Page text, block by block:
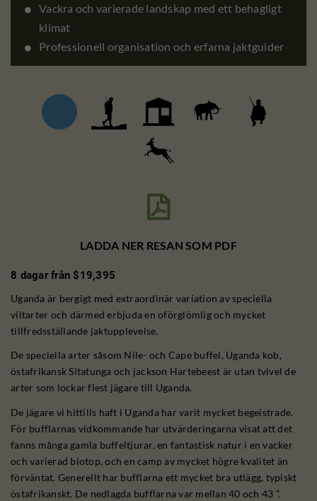
Vackra och varierade landskap med ett behagligt
klimat
Professionell organisation och erfarna jaktguider

LADDA NER RESAN SOM PDF
8 dagar från $19,395
Uganda är bergigt med extraordinär variation av speciella
viltarter och därmed erbjuda en oförglömlig och mycket
tillfredsställande jaktupplevelse.
De speciella arter såsom Nile- och Cape buffel, Uganda kob,
östafrikansk Sitatunga och jackson Hartebeest är utan tvivel de
arter som lockar flest jägare till Uganda.
De jägare vi hittills haft i Uganda har varit mycket begeistrade.
För bufflarnas vidkommande har utvärderingarna visat att det
fanns många gamla buffeltjurar, en fantastisk natur i en vacker
och varierad biotop, och en camp av mycket högre kvalitet än
förväntat. Generellt har bufflarna ett mycket bra utlägg, typiskt
östafrikanskt. De nedlagda bufflarna var mellan 40 och 43 ”.